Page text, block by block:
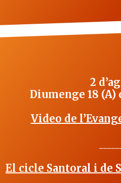
2
Diumenge 18
Video de
El cicle Santoral i de